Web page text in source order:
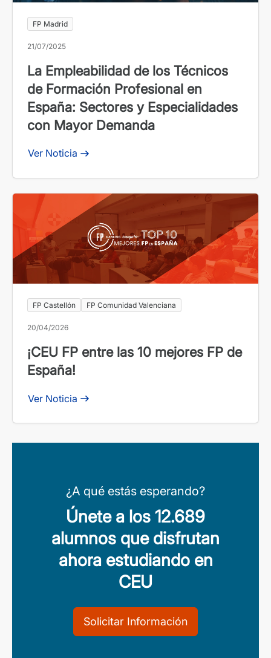
FP Madrid
21/07/2025
La Empleabilidad de los Técnicos
de Formación Profesional en
España: Sectores y Especialidades
con Mayor Demanda
Ver Noticia
FP Castellón FP Comunidad Valenciana
20/04/2026
¡CEU FP entre las 10 mejores FP de
España!
Ver Noticia
¿A qué estás esperando?
Únete a los 12.689
alumnos que disfrutan
ahora estudiando en
CEU
Solicitar Información